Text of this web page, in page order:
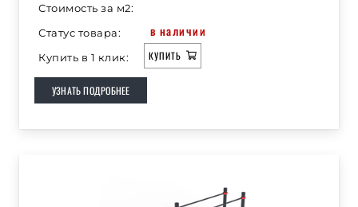
Стоимость за м2:
Статус товара:
в наличии
Купить в 1 клик: КУПИТЬ
УЗНАТЬ ПОДРОБНЕЕ